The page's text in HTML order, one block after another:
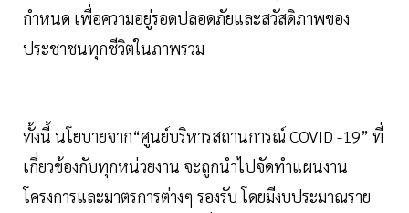
กำหนด เพื่อความอยู่รอดปลอดภัยและสวัสดิภาพของ
ประชาชนทุกชีวิตในภาพรวม
ทั้งนี้ นโยบายจาก“ศูนย์บริหารสถานการณ์ COVID -19” ที่
เกี่ยวข้องกับทุกหน่วยงาน จะถูกนำไปจัดทำแผนงาน
โครงการและมาตรการต่างๆ รองรับ โดยมีงบประมาณราย